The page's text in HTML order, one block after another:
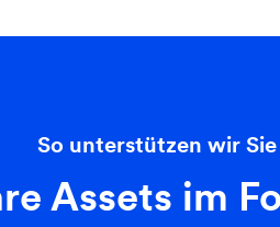
So unterstützen wir Sie
Assets im